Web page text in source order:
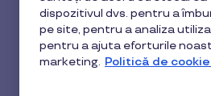
Acasă Blog
Legislație și Fiscalitate
Contractul colectiv de muncă -
dispozitivul dvs. pentru a
pe site, pentru a analiza
pentru a ajuta eforturile
marketing. Politică de